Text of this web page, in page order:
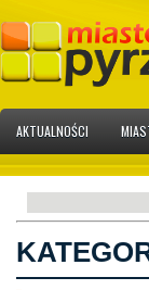
AKTUALNOŚCI